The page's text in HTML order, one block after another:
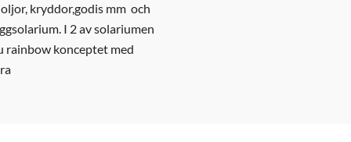
kryddor,godis mm och
I 2 av solariumen
rainbow konceptet med